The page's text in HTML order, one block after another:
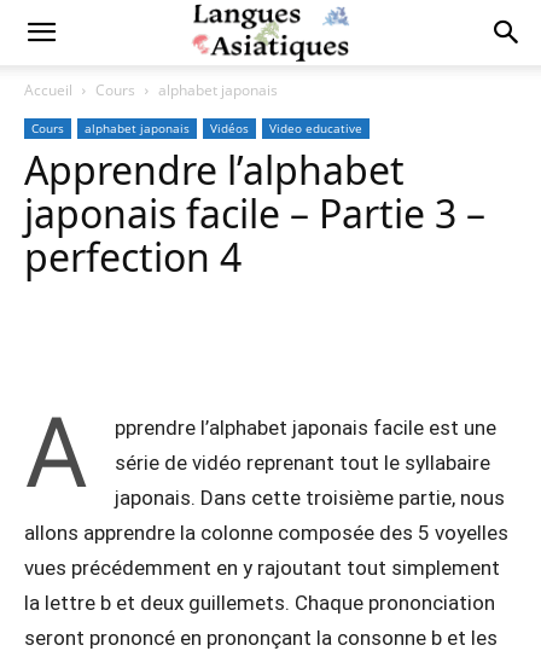
Accueil Cours alphabet japonais
Cours alphabet japonais Vidéos Video educative
Apprendre l’alphabet
japonais facile – Partie 3 –
perfection 4
A
pprendre l’alphabet japonais facile est une
série de vidéo reprenant tout le syllabaire
japonais. Dans cette troisième partie, nous
allons apprendre la colonne composée des 5 voyelles
vues précédemment en y rajoutant tout simplement
la lettre b et deux guillemets. Chaque prononciation
seront prononcé en prononçant la consonne b et les